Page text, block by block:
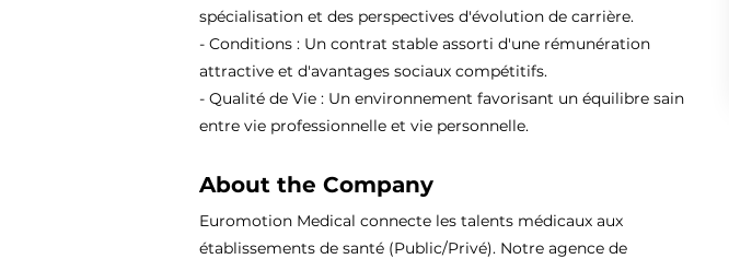
spécialisation et des perspectives d'évolution de carrière.
- Conditions : Un contrat stable assorti d'une rémunération
attractive et d'avantages sociaux compétitifs.
- Qualité de Vie : Un environnement favorisant un équilibre sain
entre vie professionnelle et vie personnelle.
About the Company
Euromotion Medical connecte les talents médicaux aux
établissements de santé (Public/Privé). Notre agence de